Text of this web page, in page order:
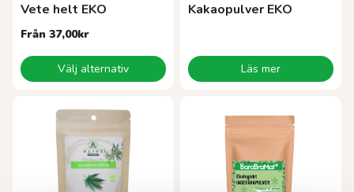
Vete helt EKO
Från 37,00kr
Välj alternativ
Den
här
varianter.
alternativen
Kakaopulver EKO
Läs mer